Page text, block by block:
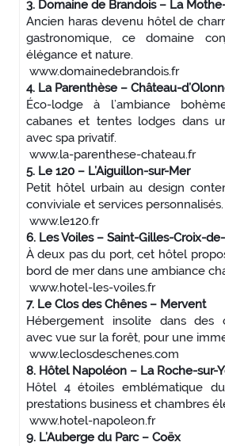
3. Domaine de Brandois – La
Ancien haras devenu hôtel de
gastronomique, ce domaine
élégance et nature.
www.domainedebrandois.fr
4. La Parenthèse – Château-
Éco-lodge à l’ambiance
cabanes et tentes lodges dans
avec spa privatif.
www.la-parenthese-chateau.fr
5. Le 120 – L’Aiguillon-sur-Mer
Petit hôtel urbain au design
conviviale et services personnalisés.
www.le120.fr
6. Les Voiles – Saint-Gilles-Croix-
À deux pas du port, cet hôtel
bord de mer dans une ambiance
www.hotel-les-voiles.fr
7. Le Clos des Chênes – Mervent
Hébergement insolite dans des
avec vue sur la forêt, pour une
www.leclosdeschenes.com
8. Hôtel Napoléon – La Roche-sur-
Hôtel 4 étoiles emblématique
prestations business et chambres
www.hotel-napoleon.fr
9. L’Auberge du Parc – Coëx